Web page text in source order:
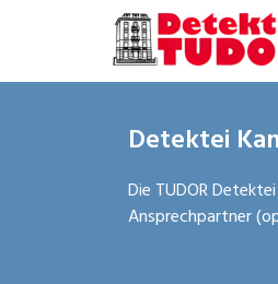
Detektei
Die TUDOR
Ansprechpartner